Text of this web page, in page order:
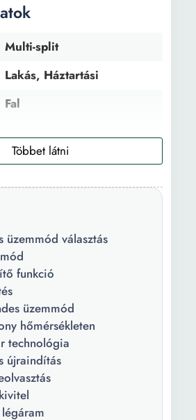
Multi-split
Lakás, Háztartási
Fal
55 m²
-15
Nem
A++
üzemmód választás
funkció
üzemmód
hőmérsékleten
technológia
újraindítás